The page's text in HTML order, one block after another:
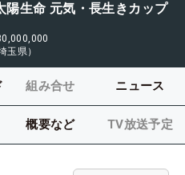
生命 元気・長生きカップ
玉県）
組み合せ ニュース
概要など TV放送予定